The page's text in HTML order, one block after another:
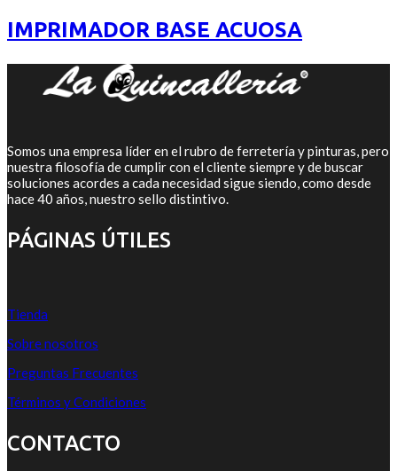
desde
$511
$10.497
IMPRIMADOR BASE ACUOSA
Somos una empresa líder en el rubro de ferretería y pinturas, pero
nuestra filosofía de cumplir con el cliente siempre y de buscar
soluciones acordes a cada necesidad sigue siendo, como desde
hace 40 años, nuestro sello distintivo.
PÁGINAS ÚTILES
Tienda
Sobre nosotros
Preguntas Frecuentes
Términos y Condiciones
CONTACTO